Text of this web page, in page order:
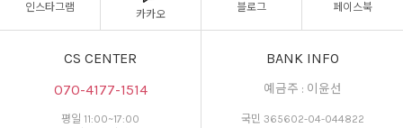
인스타그램
카카오
블로그 페이스북
CS CENTER
070-4177-1514
평일 11:00~17:00
BANK INFO
예금주 : 이윤선
국민 365602-04-044822